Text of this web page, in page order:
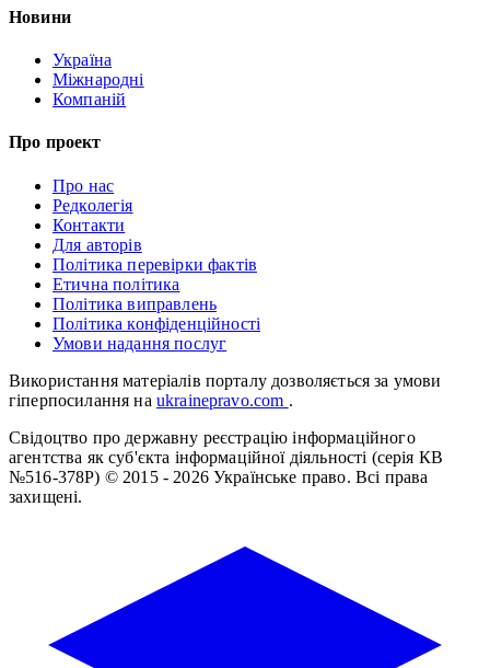
Новини
Україна
Міжнародні
Компаній
Про проект
Про нас
Редколегія
Контакти
Для авторів
Політика перевірки фактів
Етична політика
Політика виправлень
Політика конфіденційності
Умови надання послуг
Використання матеріалів порталу дозволяється за умови
гіперпосилання на ukrainepravo.com .
Свідоцтво про державну реєстрацію інформаційного
агентства як суб'єкта інформаційної діяльності (серія КВ
№516-378Р) © 2015 - 2026 Українське право. Всі права
захищені.